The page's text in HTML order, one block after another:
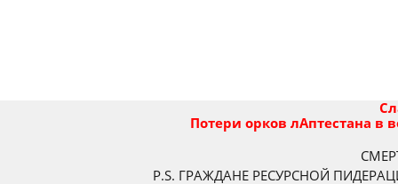
Потери орков лАптестана в
P.S. ГРАЖДАНЕ РЕСУРСНОЙ